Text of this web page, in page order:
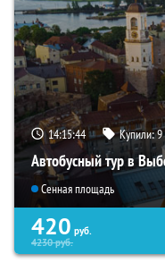
14:15:43 Купили:9
Автобусный тур в
Сенная площадь
420 руб.
4230руб.